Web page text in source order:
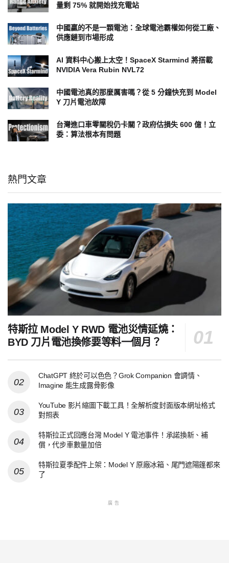
量剩 75% 就開始找充電站
中國贏的不是一顆電池：全球電池霸權如何從工廠、
供應鏈到市場形成
AI 資料中心搬上太空！SpaceX Starmind 將搭載
NVIDIA Vera Rubin NVL72
中國電池真的那麼厲害嗎？從 5 分鐘快充到 Model
Y 刀片電池故障
台灣進口車零關稅仍卡關？政府估損失 600 億！立
委：算法根本有問題
熱門文章
特斯拉 Model Y RWD 電池災情延燒：
BYD 刀片電池換修要等料一個月？
ChatGPT 終於可以色色？Grok Companion 會調情、
Imagine 能生成露骨影像
YouTube 影片縮圖下載工具！全解析度封面版本網址格式
對照表
特斯拉正式回應台灣 Model Y 電池事件！承諾換新、補
償，代步車數量加倍
特斯拉夏季配件上架：Model Y 原廠冰箱、尾門遮陽篷都來
了
廣告